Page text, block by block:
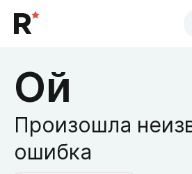
Ой
Произошла
ошибка